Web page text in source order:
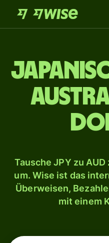
Tausche JPY zu
um. Wise ist das
Überweisen,
mit einem